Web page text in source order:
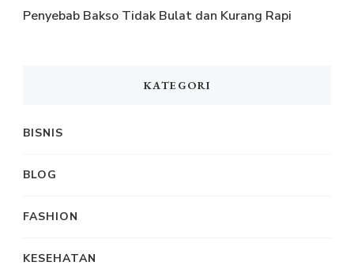
Penyebab Bakso Tidak Bulat dan Kurang Rapi
KATEGORI
BISNIS
BLOG
FASHION
KESEHATAN